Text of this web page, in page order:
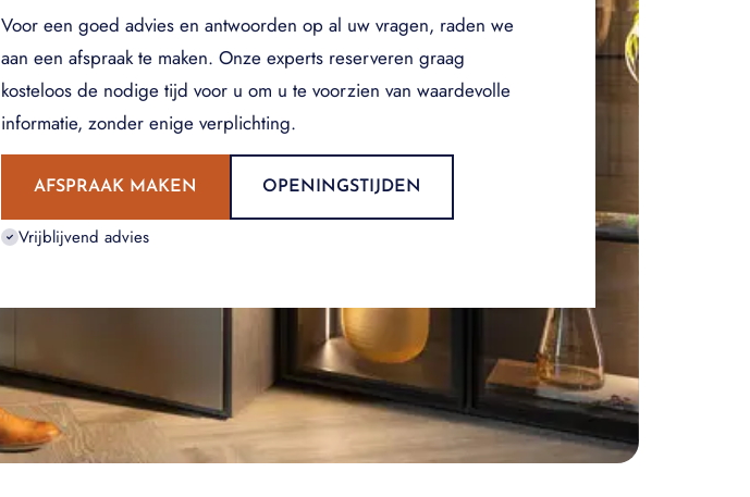
Voor een goed advies en antwoorden op al uw vragen, raden we
aan een afspraak te maken. Onze experts reserveren graag
kosteloos de nodige tijd voor u om u te voorzien van waardevolle
informatie, zonder enige verplichting.
AFSPRAAK MAKEN OPENINGSTIJDEN
Vrijblijvend advies